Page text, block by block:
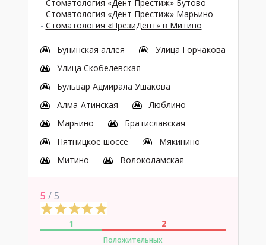
- Стоматология «Дент Престиж» Бутово
- Стоматология «Дент Престиж» Марьино
- Стоматология «ПрезиДент» в Митино
Бунинская аллея
Улица Горчакова
Улица Скобелевская
Бульвар Адмирала Ушакова
Алма-Атинская
Люблино
Марьино
Братиславская
Пятницкое шоссе
Мякинино
Митино
Волоколамская
5 / 5
1 2
Положительных